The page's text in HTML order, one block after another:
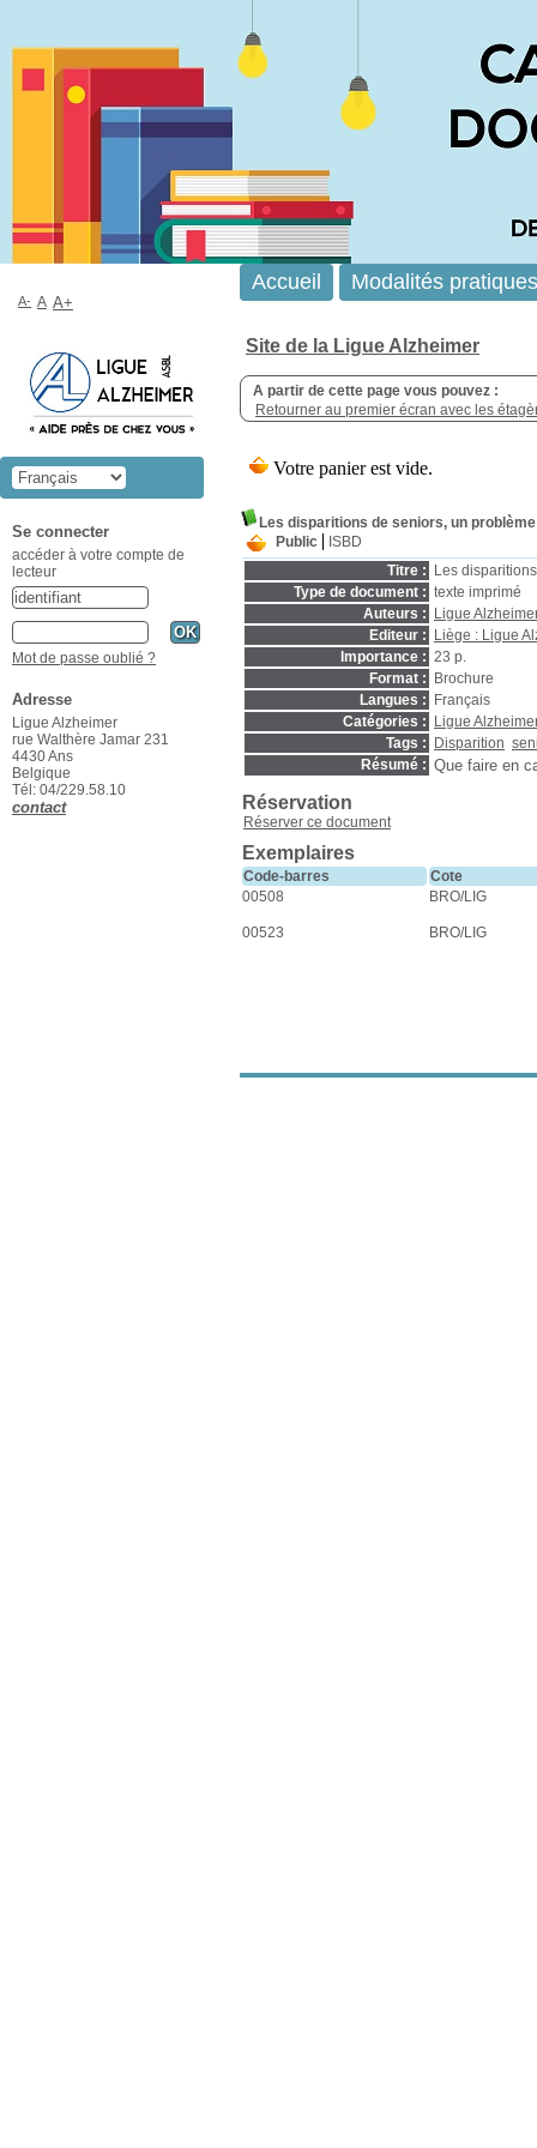
Site de la Ligue Alzheimer
A partir de cette page vous pouvez :
Retourner au premier écran avec les
Les disparitions de seniors, un
Public
ISBD
Titre :
Les
Type de document : texte imprimé
Auteurs :
Ligue
Editeur :
Liège : Ligue
Importance : 23 p.
Format :
Brochure
Langues :
Français
Catégories :
Ligue
Tags :
Disparition
Résumé : Que faire en
Réservation
Réserver ce document
Exemplaires
Code-barres
Cote
00508
BRO/LIG
00523 BRO/LIG
Accueil Modalités pratiques
A- A A+
Se connecter
accéder à votre compte de
lecteur
Mot de passe oublié ?
Adresse
Ligue Alzheimer
rue Walthère Jamar 231
4430 Ans
Belgique
Tél: 04/229.58.10
contact